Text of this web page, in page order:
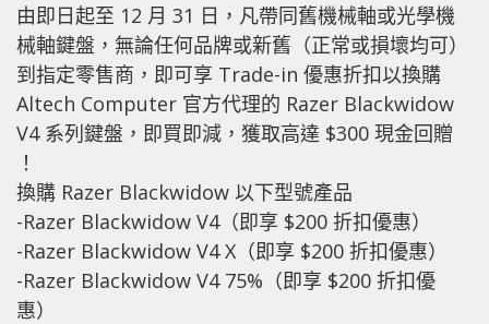
由即日起至 12 月 31 日，凡帶同舊機械軸或光學機
械軸鍵盤，無論任何品牌或新舊（正常或損壞均可）
到指定零售商，即可享 Trade-in 優惠折扣以換購
Altech Computer 官方代理的 Razer Blackwidow
V4 系列鍵盤，即買即減，獲取高達 $300 現金回贈
！
換購 Razer Blackwidow 以下型號產品
-Razer Blackwidow V4（即享 $200 折扣優惠）
-Razer Blackwidow V4 X（即享 $200 折扣優惠）
-Razer Blackwidow V4 75%（即享 $200 折扣優
惠）